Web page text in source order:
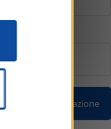
Conferma Registrazione